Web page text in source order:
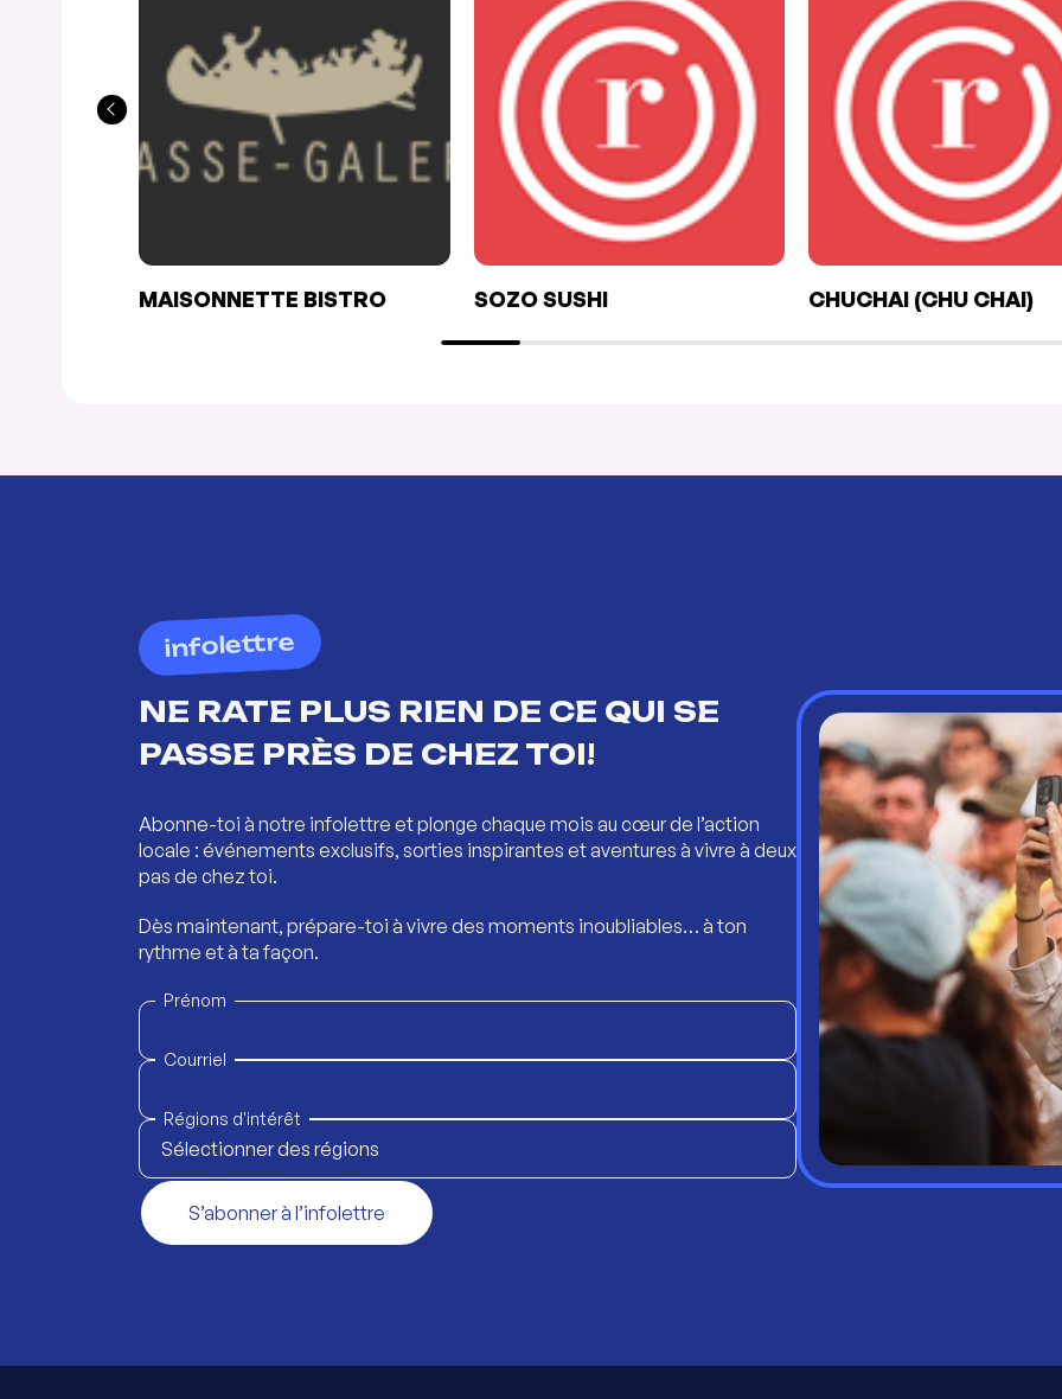
MAISONNETTE BISTRO SOZO SUSHI CHUCHAI (CHU CHAI)
infolettre
NE RATE PLUS RIEN DE CE QUI SE
PASSE PRÈS DE CHEZ TOI!
Abonne-toi à notre infolettre et plonge chaque mois au cœur de l’action
locale : événements exclusifs, sorties inspirantes et aventures à vivre à deux
pas de chez toi.
Dès maintenant, prépare-toi à vivre des moments inoubliables… à ton
rythme et à ta façon.
Prénom
Courriel
Régions d'intérêt
Sélectionner des régions
S’abonner à l’infolettre